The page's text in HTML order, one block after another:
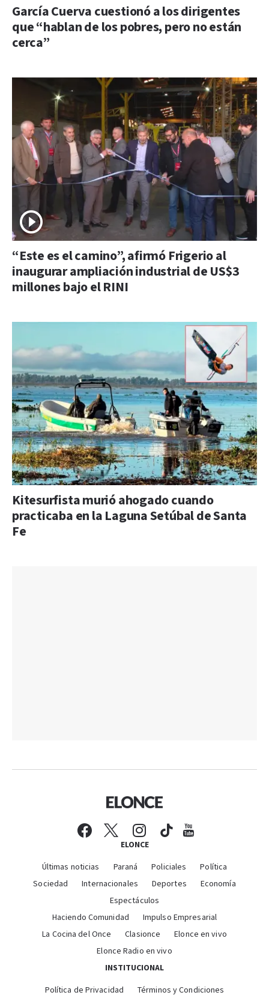
García Cuerva cuestionó a los dirigentes
que “hablan de los pobres, pero no están
cerca”
“Este es el camino”, afirmó Frigerio al
inaugurar ampliación industrial de US$3
millones bajo el RINI
Kitesurfista murió ahogado cuando
practicaba en la Laguna Setúbal de Santa
Fe
ELONCE
Últimas noticias Paraná Policiales
Política
Sociedad
Internacionales Deportes
Economía
Espectáculos
Haciendo Comunidad
Impulso Empresarial
La Cocina del Once
Clasionce
Elonce en vivo
Elonce Radio en vivo
INSTITUCIONAL
Política de Privacidad Términos y Condiciones